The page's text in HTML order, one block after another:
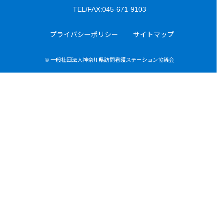
TEL/FAX:045-671-9103
プライバシーポリシー サイトマップ
© 一般社団法人神奈川県訪問看護ステーション協議会